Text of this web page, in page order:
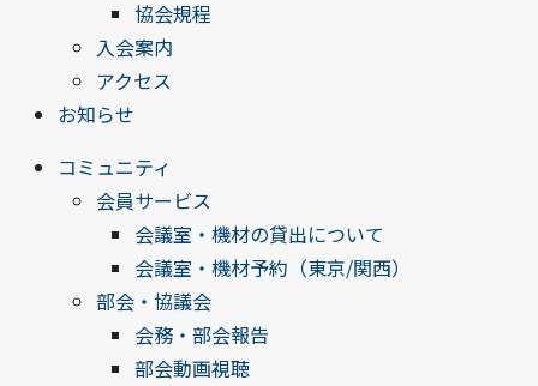
協会規程
入会案内
アクセス
お知らせ
コミュニティ
会員サービス
会議室・機材の貸出について
会議室・機材予約（東京/関西）
部会・協議会
会務・部会報告
部会動画視聴